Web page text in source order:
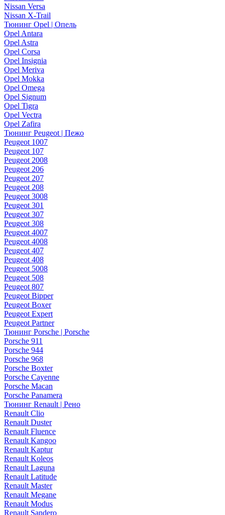
Nissan Versa
Nissan X-Trail
Тюнинг Opel | Опель
Opel Antara
Opel Astra
Opel Corsa
Opel Insignia
Opel Meriva
Opel Mokka
Opel Omega
Opel Signum
Opel Tigra
Opel Vectra
Opel Zafira
Тюнинг Peugeot | Пежо
Peugeot 1007
Peugeot 107
Peugeot 2008
Peugeot 206
Peugeot 207
Peugeot 208
Peugeot 3008
Peugeot 301
Peugeot 307
Peugeot 308
Peugeot 4007
Peugeot 4008
Peugeot 407
Peugeot 408
Peugeot 5008
Peugeot 508
Peugeot 807
Peugeot Bipper
Peugeot Boxer
Peugeot Expert
Peugeot Partner
Тюнинг Porsche | Porsche
Porsche 911
Porsche 944
Porsche 968
Porsche Boxter
Porsche Cayenne
Porsche Macan
Porsche Panamera
Тюнинг Renault | Рено
Renault Clio
Renault Duster
Renault Fluence
Renault Kangoo
Renault Kaptur
Renault Koleos
Renault Laguna
Renault Latitude
Renault Master
Renault Megane
Renault Modus
Renault Sandero